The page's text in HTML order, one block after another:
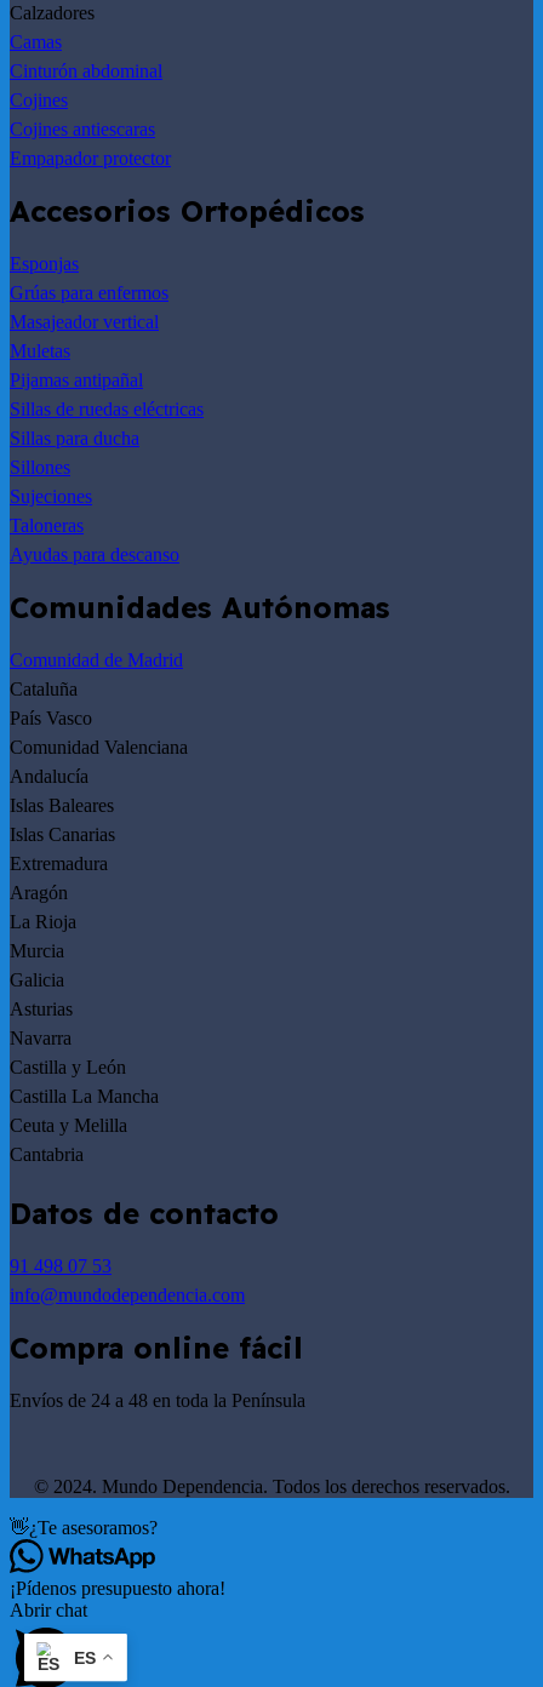
Calzadores
Camas
Cinturón abdominal
Cojines
Cojines antiescaras
Empapador protector
Accesorios Ortopédicos
Esponjas
Grúas para enfermos
Masajeador vertical
Muletas
Pijamas antipañal
Sillas de ruedas eléctricas
Sillas para ducha
Sillones
Sujeciones
Taloneras
Ayudas para descanso
Comunidades Autónomas
Comunidad de Madrid
Cataluña
País Vasco
Comunidad Valenciana
Andalucía
Islas Baleares
Islas Canarias
Extremadura
Aragón
La Rioja
Murcia
Galicia
Asturias
Navarra
Castilla y León
Castilla La Mancha
Ceuta y Melilla
Cantabria
Datos de contacto
91 498 07 53
info@mundodependencia.com
Compra online fácil
Envíos de 24 a 48 en toda la Península
© 2024. Mundo Dependencia. Todos los derechos reservados.
ES
👋¿Te asesoramos?
¡Pídenos presupuesto ahora!
Abrir chat